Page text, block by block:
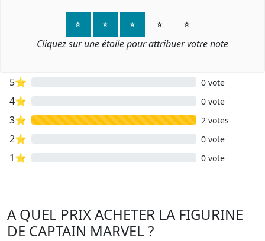
⭐ ⭐ ⭐ ⭐ ⭐
Cliquez sur une étoile pour attribuer votre note
5⭐ 0 vote
4⭐ 0 vote
3⭐ 2 votes
2⭐ 0 vote
1⭐ 0 vote
A QUEL PRIX ACHETER LA FIGURINE
DE CAPTAIN MARVEL ?